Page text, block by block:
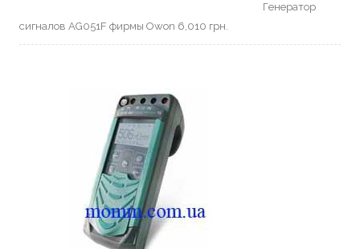
Генератор
сигналов AG051F фирмы Owon 6,010 грн.